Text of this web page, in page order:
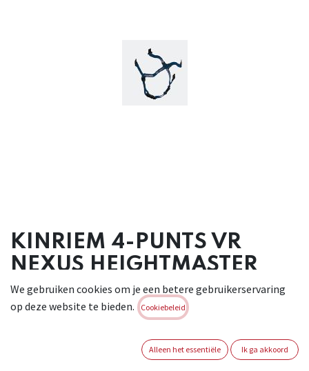
KINRIEM 4-PUNTS VR
NEXUS HEIGHTMASTER
(PACK 10ST)
4-punts kinriem voor de helm Nexus Heightmaster
EN12492 in combinatie met de Nexus liner (1034405)
We gebruiken cookies om je een betere gebruikerservaring
op deze website te bieden.
Cookiebeleid
Alleen het essentiële Ik ga akkoord